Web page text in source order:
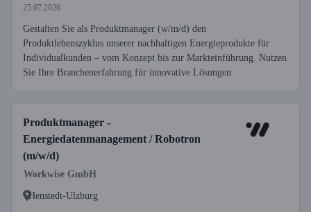
25.07.2026
Gestalten Sie als Produktmanager (w/m/d) den
Produktlebenszyklus unserer nachhaltigen Energieprodukte für
Individualkunden – vom Konzept bis zur Markteinführung. Nutzen
Sie Ihre Branchenerfahrung für innovative Lösungen.
Produktmanager -
Energiedatenmanagement / Robotron
(m/w/d)
Workwise GmbH
Henstedt-Ulzburg